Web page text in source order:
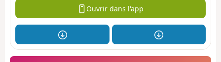
Ouvrir dans l'app